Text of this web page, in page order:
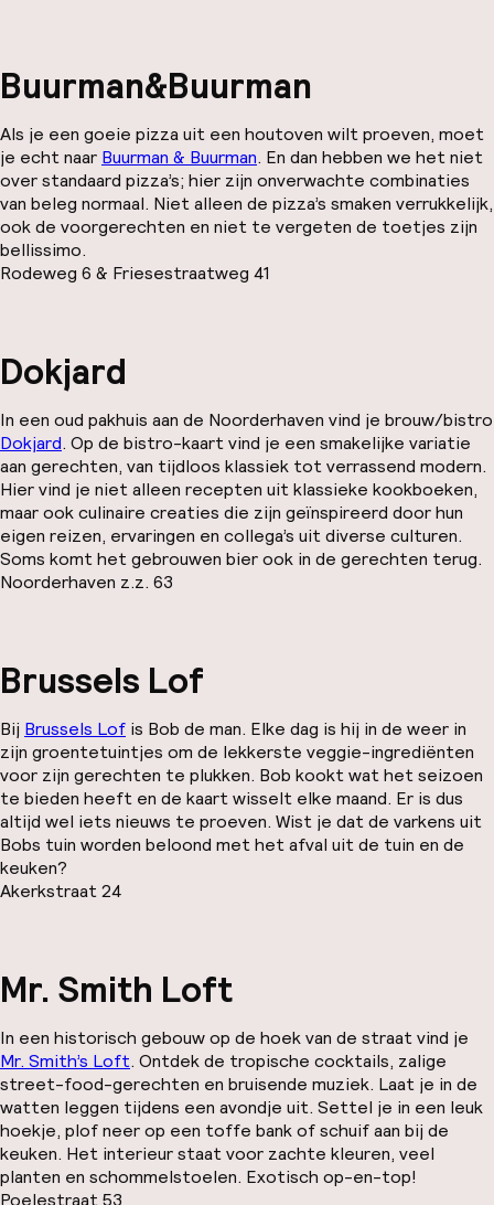
Buurman&Buurman
Als je een goeie pizza uit een houtoven wilt proeven, moet
je echt naar Buurman & Buurman. En dan hebben we het niet
over standaard pizza’s; hier zijn onverwachte combinaties
van beleg normaal. Niet alleen de pizza’s smaken verrukkelijk,
ook de voorgerechten en niet te vergeten de toetjes zijn
bellissimo.
Rodeweg 6 & Friesestraatweg 41
Dokjard
In een oud pakhuis aan de Noorderhaven vind je brouw/bistro
Dokjard. Op de bistro-kaart vind je een smakelijke variatie
aan gerechten, van tijdloos klassiek tot verrassend modern.
Hier vind je niet alleen recepten uit klassieke kookboeken,
maar ook culinaire creaties die zijn geïnspireerd door hun
eigen reizen, ervaringen en collega’s uit diverse culturen.
Soms komt het gebrouwen bier ook in de gerechten terug.
Noorderhaven z.z. 63
Brussels Lof
Bij Brussels Lof is Bob de man. Elke dag is hij in de weer in
zijn groentetuintjes om de lekkerste veggie-ingrediënten
voor zijn gerechten te plukken. Bob kookt wat het seizoen
te bieden heeft en de kaart wisselt elke maand. Er is dus
altijd wel iets nieuws te proeven. Wist je dat de varkens uit
Bobs tuin worden beloond met het afval uit de tuin en de
keuken?
Akerkstraat 24
Mr. Smith Loft
In een historisch gebouw op de hoek van de straat vind je
Mr. Smith’s Loft. Ontdek de tropische cocktails, zalige
street-food-gerechten en bruisende muziek. Laat je in de
watten leggen tijdens een avondje uit. Settel je in een leuk
hoekje, plof neer op een toffe bank of schuif aan bij de
keuken. Het interieur staat voor zachte kleuren, veel
planten en schommelstoelen. Exotisch op-en-top!
Poelestraat 53